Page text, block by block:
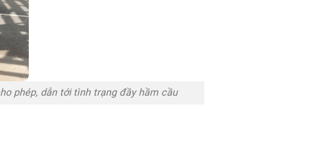
phép, dẫn tới tình trạng đầy hầm cầu